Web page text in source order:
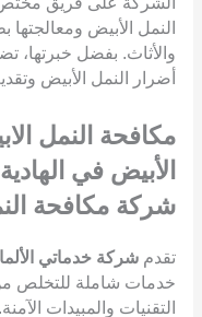
النمل الأبيض
والأثاث. بفضل خبرتها،
أضرار النمل الأبيض
مكافحة النمل
الأبيض في
شركة مكافحة
تقدم شركة خدماتي
خدمات شاملة للتخلص
التقنيات والمبيدات